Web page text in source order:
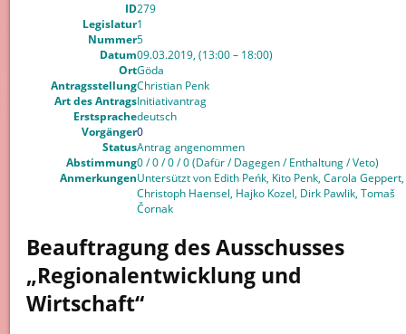
ID279
Legislatur1
Nummer5
Datum09.03.2019, (13:00 – 18:00)
OrtGöda
AntragsstellungChristian Penk
Art des AntragsInitiativantrag
Erstsprachedeutsch
Vorgänger0
StatusAntrag angenommen
Abstimmung0 / 0 / 0 / 0 (Dafür / Dagegen / Enthaltung / Veto)
AnmerkungenUntersützt von Edith Peńk, Kito Penk, Carola Geppert,
Christoph Haensel, Hajko Kozel, Dirk Pawlik, Tomaš
Čornak
Beauftragung des Ausschusses
„Regionalentwicklung und
Wirtschaft“